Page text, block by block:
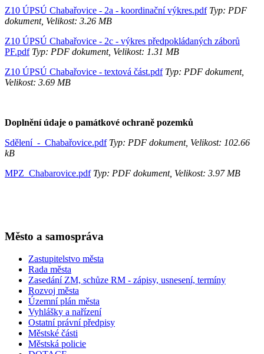
Z10 ÚPSÚ Chabařovice - 2a - koordinační výkres.pdfTyp: PDF
dokument, Velikost: 3.26 MB
Z10 ÚPSÚ Chabařovice - 2c - výkres předpokládaných záborů
PF.pdfTyp: PDF dokument, Velikost: 1.31 MB
Z10 ÚPSÚ Chabařovice - textová část.pdfTyp: PDF dokument,
Velikost: 3.69 MB
Doplnění údaje o památkové ochraně pozemků
Sdělení_-_Chabařovice.pdfTyp: PDF dokument, Velikost: 102.66
kB
MPZ_Chabarovice.pdfTyp: PDF dokument, Velikost: 3.97 MB
Město a samospráva
Zastupitelstvo města
Rada města
Zasedání ZM, schůze RM - zápisy, usnesení, termíny
Rozvoj města
Územní plán města
Vyhlášky a nařízení
Ostatní právní předpisy
Městské části
Městská policie